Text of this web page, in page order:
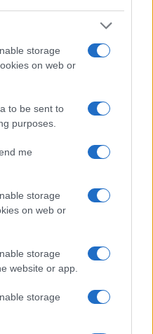
storage
on web or
to be sent to
purposes.
me
storage
on web or
storage
website or app.
storage
jedna osoba, druga